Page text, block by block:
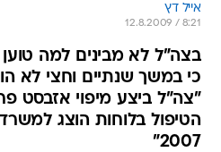
אייל דץ
12.8.2009 / 8:21
בצה"ל לא מבינים למה
כי במשך שנתיים וחצי לא
"צה"ל ביצע מיפוי אזבסט
הטיפול בלוחות הוצג
2007"